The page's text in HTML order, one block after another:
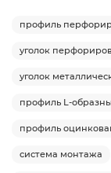
профиль
уголок
уголок
профиль L-
профиль
система монтажа